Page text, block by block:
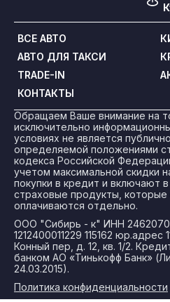
ВСЕ АВТО
АВТО ДЛЯ ТАКСИ
TRADE-IN
КОНТАКТЫ
Обращаем Ваше внимание на
исключительно
условиях не является
определяемой положениями
кодекса Российской
учетом максимальной скидки
покупки в кредит и включают
страховые продукты, которые
оплачиваются отдельно.
ООО "Сибирь - к" ИНН
1212400011229 115162 юр.адрес
Конный пер, д. 12, кв. 1/2.
банком АО «Тинькофф Банк»
24.03.2015).
Политика конфиденциальности